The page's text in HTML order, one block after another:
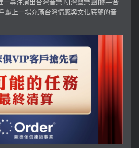
獻上一場充滿台灣情感與文化底蘊的音